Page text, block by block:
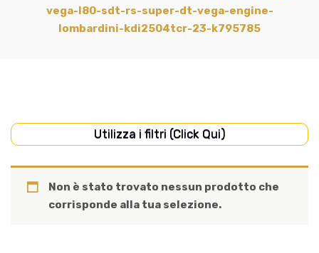
vega-l80-sdt-rs-super-dt-vega-engine-
lombardini-kdi2504tcr-23-k795785
Utilizza i filtri (Click Qui)
Disponibile
Non è stato trovato nessun prodotto che
corrisponde alla tua selezione.